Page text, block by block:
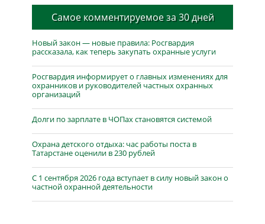
Самое комментируемое за 30 дней
Новый закон — новые правила: Росгвардия
рассказала, как теперь закупать охранные услуги
Росгвардия информирует о главных изменениях для
охранников и руководителей частных охранных
организаций
Долги по зарплате в ЧОПах становятся системой
Охрана детского отдыха: час работы поста в
Татарстане оценили в 230 рублей
С 1 сентября 2026 года вступает в силу новый закон о
частной охранной деятельности